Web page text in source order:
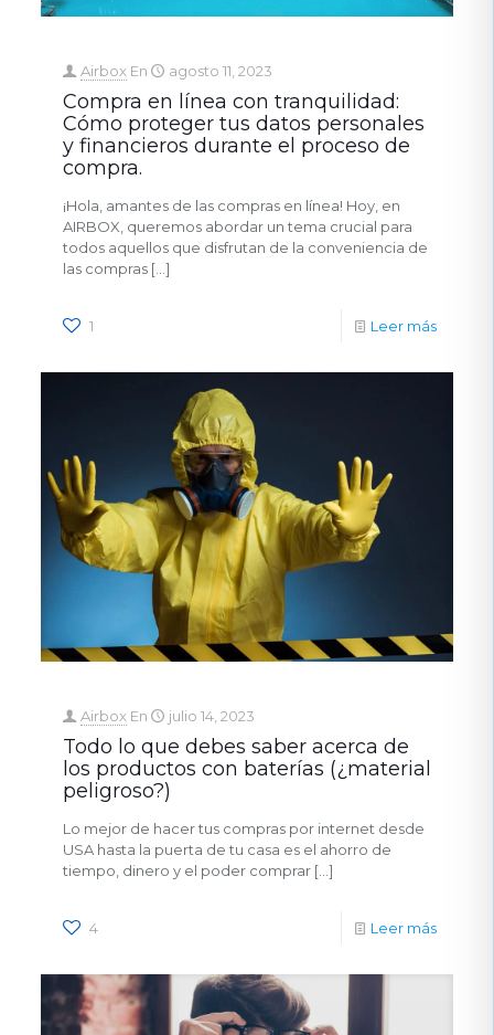
Airbox En agosto 11, 2023
Compra en línea con tranquilidad:
Cómo proteger tus datos personales
y financieros durante el proceso de
compra.
¡Hola, amantes de las compras en línea! Hoy, en
AIRBOX, queremos abordar un tema crucial para
todos aquellos que disfrutan de la conveniencia de
las compras[…]
1 Leer más
Airbox En julio 14, 2023
Todo lo que debes saber acerca de
los productos con baterías (¿material
peligroso?)
Lo mejor de hacer tus compras por internet desde
USA hasta la puerta de tu casa es el ahorro de
tiempo, dinero y el poder comprar[…]
4 Leer más